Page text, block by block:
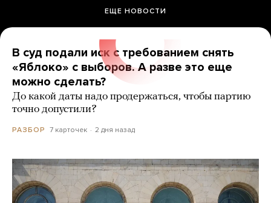
ЕЩЕ НОВОСТИ
В суд подали иск с требованием снять
«Яблоко» с выборов. А разве это еще
можно сделать?
До какой даты надо продержаться, чтобы партию
точно допустили?
РАЗБОР 7 карточек 2 дня назад